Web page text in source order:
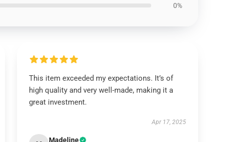
0%
This item exceeded my expectations. It’s of
high quality and very well-made, making it a
great investment.
Apr 17, 2025
Madeline